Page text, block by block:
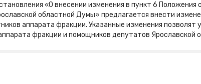
«О внесении изменения в пункт 6 Положения
областной Думы» предлагается внести
аппарата фракции. Указанные изменения
фракции и помощников депутатов Ярославской